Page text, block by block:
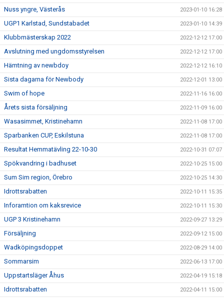
Nuss yngre, Västerås 2023-01-10 16:28
UGP1 Karlstad, Sundstabadet 2023-01-10 14:39
Klubbmästerskap 2022 2022-12-12 17:00
Avslutning med ungdomsstyrelsen 2022-12-12 17:00
Hämtning av newbdoy 2022-12-12 16:10
Sista dagarna för Newbody 2022-12-01 13:00
Swim of hope 2022-11-16 16:00
Årets sista försäljning 2022-11-09 16:00
Wasasimmet, Kristinehamn 2022-11-08 17:00
Sparbanken CUP, Eskilstuna 2022-11-08 17:00
Resultat Hemmatävling 22-10-30 2022-10-31 07:07
Spökvandring i badhuset 2022-10-25 15:00
Sum Sim region, Örebro 2022-10-25 14:30
Idrottsrabatten 2022-10-11 15:35
Inforamtion om kaksrevice 2022-10-11 15:30
UGP 3 Kristinehamn 2022-09-27 13:29
Försäljning 2022-09-12 15:00
Wadköpingsdoppet 2022-08-29 14:00
Sommarsim 2022-06-13 17:00
Uppstartsläger Åhus 2022-04-19 15:18
Idrottsrabatten 2022-04-11 15:00